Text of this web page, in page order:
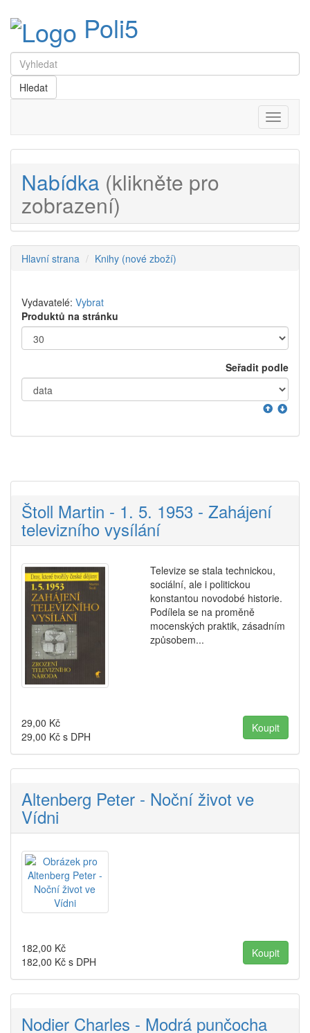
Poli5
Menu
Nabídka (klikněte pro
zobrazení)
Hlavní strana Knihy (nové zboží)
Vydavatelé: Vybrat
Produktů na stránku
Seřadit podle
Štoll Martin - 1. 5. 1953 - Zahájení
televizního vysílání
Televize se stala technickou,
sociální, ale i politickou
konstantou novodobé historie.
Podílela se na proměně
mocenských praktik, zásadním
způsobem...
29,00 Kč
29,00 Kč s DPH
Altenberg Peter - Noční život ve
Vídni
182,00 Kč
182,00 Kč s DPH
Nodier Charles - Modrá punčocha